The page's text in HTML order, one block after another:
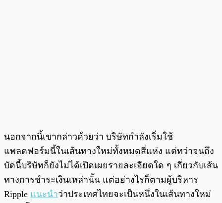
นอกจากนี้เขากล่าวด้วยว่า บริษัทกำลังเริ่มใช้
แพลตฟอร์มนี้ในเส้นทางใหม่ทั้งหมดสี่แห่ง แต่ทว่าจนถึง
บัดนี้บริษัทก็ยังไม่ได้เปิดเผยรายละเอียดใด ๆ เกี่ยวกับเส้น
ทางการชำระเงินเหล่านั้น แต่อย่างไรก็ตามผู้บริหาร
Ripple แนะนำว่าประเทศไทยจะเป็นหนึ่งในเส้นทางใหม่